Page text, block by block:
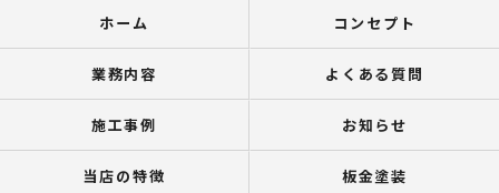
ホーム コンセプト
業務内容 よくある質問
施工事例 お知らせ
当店の特徴 板金塗装